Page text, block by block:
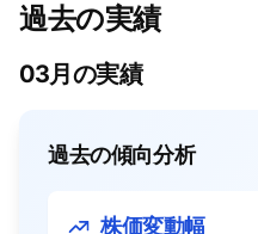
過去の実績
03月の実績
過去の傾向分析
株価変動幅